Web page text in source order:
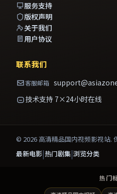
服务支持
版权声明
关于我们
用户协议
联系我们
客服邮箱
技术支持 7×24小时在线
© 2026 高清精品国内视频影视站.
最新电影|热门剧集|浏览分类
热门